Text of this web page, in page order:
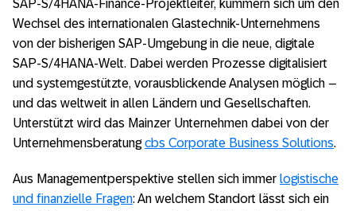
SAP-S/4HANA-Finance-Projektleiter, kümmern sich um den
Wechsel des internationalen Glastechnik-Unternehmens
von der bisherigen SAP-Umgebung in die neue, digitale
SAP-S/4HANA-Welt. Dabei werden Prozesse digitalisiert
und systemgestützte, vorausblickende Analysen möglich –
und das weltweit in allen Ländern und Gesellschaften.
Unterstützt wird das Mainzer Unternehmen dabei von der
Unternehmensberatungcbs Corporate Business Solutions.
Aus Managementperspektive stellen sich immer logistische
und finanzielle Fragen: An welchem Standort lässt sich ein